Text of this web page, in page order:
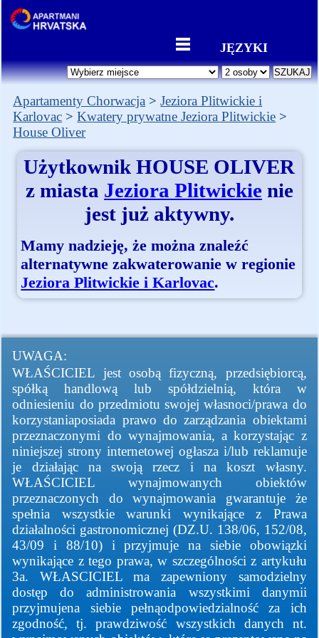
JĘZYKI
Apartamenty Chorwacja
Jeziora Plitwickie i
Karlovac
Kwatery prywatne Jeziora Plitwickie
House Oliver
UżytkownikHOUSE OLIVER
z miasta Jeziora Plitwickienie
jest już aktywny.
Mamy nadzieję, że można znaleźć
alternatywne zakwaterowanie w regionie
Jeziora Plitwickie i Karlovac.
UWAGA:
WŁAŚCICIEL jest osobą fizyczną, przedsiębiorcą,
spółką handlową lub spółdzielnią, która w
odniesieniu do przedmiotu swojej własnoci/prawa do
korzystaniaposiada prawo do zarządzania obiektami
przeznaczonymi do wynajmowania, a korzystając z
niniejszej strony internetowej ogłasza i/lub reklamuje
je działając na swoją rzecz i na koszt własny.
WŁAŚCICIEL wynajmowanych obiektów
przeznaczonych do wynajmowania gwarantuje że
spełnia wszystkie warunki wynikające z Prawa
działalności gastronomicznej (DZ.U. 138/06, 152/08,
43/09 i 88/10) i przyjmuje na siebie obowiązki
wynikające z tego prawa, w szczególności z artykułu
3a. WŁASCICIEL ma zapewniony samodzielny
dostęp do administrowania wszystkimi danymii
przyjmujena siebie pełnąodpowiedzialność za ich
zgodność, tj. prawdziwość wszystkich danych nt.